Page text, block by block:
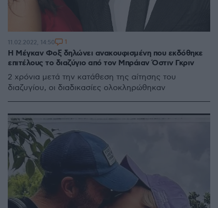
Η Μέγκαν Φοξ δηλώνει ανακουφισμένη που εκδόθηκε
επιτέλους το διαζύγιο από τον Μπράιαν Όστιν Γκριν
2 χρόνια μετά την κατάθεση της αίτησης του
διαζυγίου, οι διαδικασίες ολοκληρώθηκαν
11.02.2022, 14:50 1